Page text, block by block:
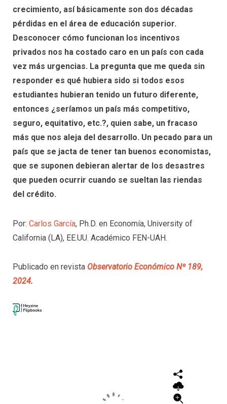
crecimiento, así básicamente son dos décadas
pérdidas en el área de educación superior.
Desconocer cómo funcionan los incentivos
privados nos ha costado caro en un país con cada
vez más urgencias. La pregunta que me queda sin
responder es qué hubiera sido si todos esos
estudiantes hubieran tenido un futuro diferente,
entonces ¿seríamos un país más competitivo,
seguro, equitativo, etc.?, quien sabe, un fracaso
más que nos aleja del desarrollo. Un pecado para un
país que se jacta de tener tan buenos economistas,
que se suponen debieran alertar de los desastres
que pueden ocurrir cuando se sueltan las riendas
del crédito.
Por: Carlos García, Ph.D. en Economía, University of
California (LA), EE.UU. Académico FEN-UAH.
Publicado en revista Observatorio Económico Nº 189,
2024.